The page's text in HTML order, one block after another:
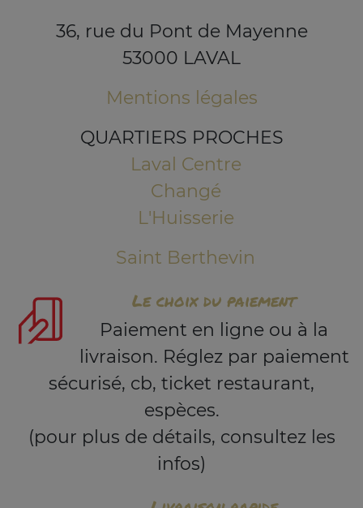
36, rue du Pont de Mayenne
53000 LAVAL
Mentions légales
QUARTIERS PROCHES
Laval Centre
Changé
L'Huisserie
Saint Berthevin
Le choix du paiement
Paiement en ligne ou à la
livraison. Réglez par paiement
sécurisé, cb, ticket restaurant,
espèces.
(pour plus de détails, consultez les
infos)